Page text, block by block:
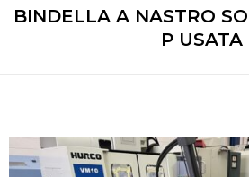
BINDELLA A NASTRO
P USATA